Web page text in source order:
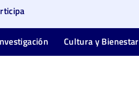
Cultura y Bienestar